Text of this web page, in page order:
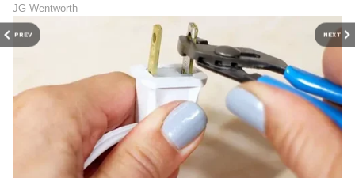
PREV NEXT
ಅನುಷ್ಕಾ ತಿರಸ್ಕರಿಸಿದ್ದ ಸಿನಿಮಾಗಳಲ್ಲಿ 3 ಇಡಿಯಟ್ಸ್ ಕೂಡ
ಒಂದು. ಪ್ರಿಯಾ ಪಾತ್ರಗೆ ಮೊದಲು ಆಯ್ಕೆಯಾಗಿದ್ದು ಅನುಷ್ಕಾ
ಶರ್ಮಾ. ಆದರೆ ಅನುಷ್ಕಾ ಈ ಸಿನಿಮಾದಲ್ಲಿ ನಟಿಸಲು ಗ್ರೀನ್
ಸಿಗ್ನಲ್ ನೀಡಿಲ್ಲ. ಆಮೀರ್ ಖಾನ್, ಮಾಧವನ್ ಮತ್ತು ಶರ್ಮ